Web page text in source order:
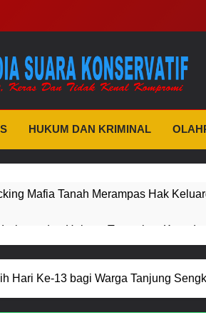
HUKUM DAN KRIMINAL
Mafia Tanah Merampas Hak
dan Hukum, Tanamkan
Persembahkan “Hadiah Guru
Hari Ke-13 bagi Warga Tanjung